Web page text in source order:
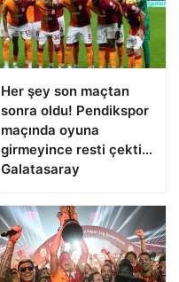
Her şey son maçtan
sonra oldu! Pendikspor
maçında oyuna
girmeyince resti çekti…
Galatasaray